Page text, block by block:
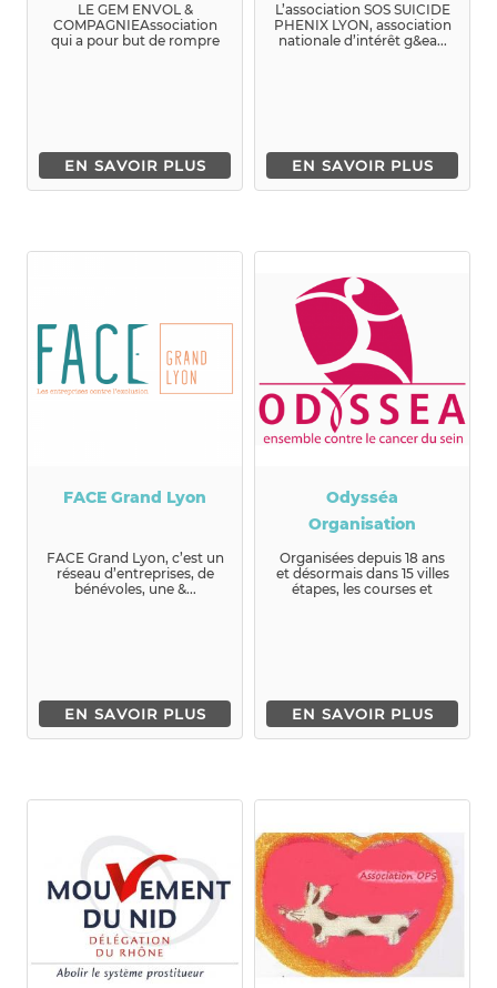
LE GEM ENVOL &
COMPAGNIEAssociation
qui a pour but de rompre
EN SAVOIR PLUS
L’association SOS SUICIDE
PHENIX LYON, association
nationale d’intérêt g&ea...
EN SAVOIR PLUS
FACE Grand Lyon
FACE Grand Lyon, c’est un
réseau d’entreprises, de
bénévoles, une &...
EN SAVOIR PLUS
Odysséa
Organisation
Organisées depuis 18 ans
et désormais dans 15 villes
étapes, les courses et
EN SAVOIR PLUS